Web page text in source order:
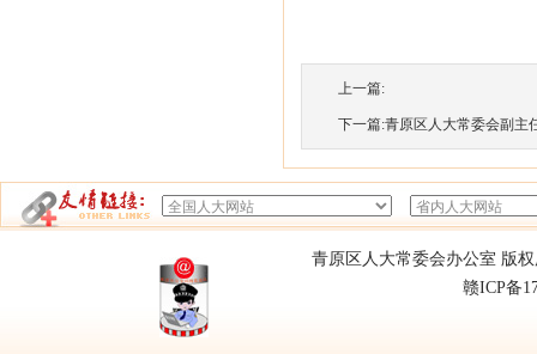
上一篇:
下一篇:青原区人大常委会副主
青原区人大常委会办公室 版
赣ICP备